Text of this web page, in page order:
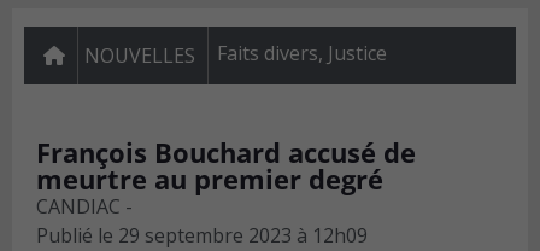
NOUVELLES Faits divers, Justice
François Bouchard accusé de
meurtre au premier degré
CANDIAC -
Publié le 29 septembre 2023 à 12h09